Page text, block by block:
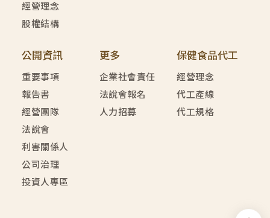
經營理念
股權結構
公開資訊
重要事項
報告書
經營團隊
法說會
利害關係人
公司治理
投資人專區
更多
企業社會責任
法說會報名
人力招募
保健食品代工
經營理念
代工產線
代工規格